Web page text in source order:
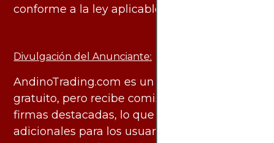
conforme a la ley aplicable.
Divulgación del Anunciante:
AndinoTrading.com es un sitio de uso
gratuito, pero recibe comisiones de algunas
firmas destacadas, lo que no genera costos
adicionales para los usuarios. Todo el